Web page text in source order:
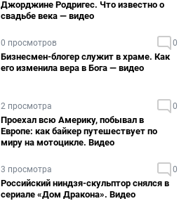
Джорджине Родригес. Что известно о
свадьбе века — видео
0 просмотров 0
Бизнесмен-блогер служит в храме. Как
его изменила вера в Бога — видео
2 просмотра 0
Проехал всю Америку, побывал в
Европе: как байкер путешествует по
миру на мотоцикле. Видео
3 просмотра 0
Российский ниндзя-скульптор снялся в
сериале «Дом Дракона». Видео